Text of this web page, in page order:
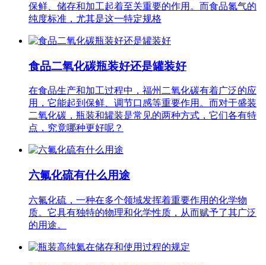
保鲜、储存和加工起着至关重要的作用。而食品氮气的
纯度标准，尤其是这一特定规格
食品二氧化碳瓶装好还是罐装好
在食品生产和加工过程中，福州二氧化碳有着广泛的应
用，它能起到保鲜、调节口感等重要作用。而对于盛装
二氧化碳，瓶装和罐装是常见的两种方式，它们各有特
点，究竟哪种更好呢？
六氟化硫有什么用途
六氟化硫，一种在多个领域发挥着重要作用的化学物
质。它具有独特的物理和化学性质，从而赋予了其广泛
的用途。